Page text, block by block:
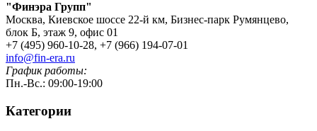
"Финэра Групп"
Москва, Киевское шоссе 22-й км, Бизнес-парк Румянцево,
блок Б, этаж 9, офис 01
+7 (495) 960-10-28, +7 (966) 194-07-01
info@fin-era.ru
График работы:
Пн.-Вс.: 09:00-19:00
Категории